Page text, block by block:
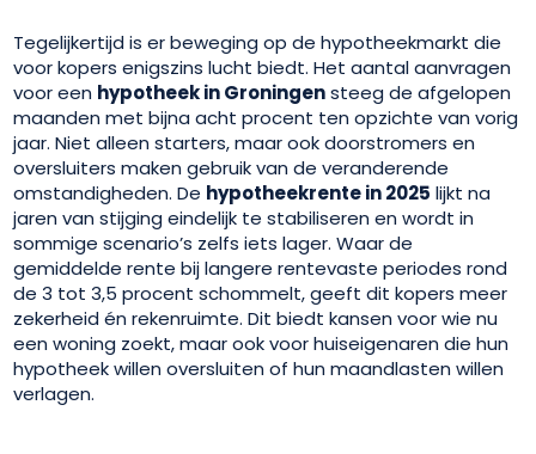
Tegelijkertijd is er beweging op de hypotheekmarkt die
voor kopers enigszins lucht biedt. Het aantal aanvragen
voor een hypotheek in Groningensteeg de afgelopen
maanden met bijna acht procent ten opzichte van vorig
jaar. Niet alleen starters, maar ook doorstromers en
oversluiters maken gebruik van de veranderende
omstandigheden. De hypotheekrente in 2025 lijkt na
jaren van stijging eindelijk te stabiliseren en wordt in
sommige scenario’s zelfs iets lager. Waar de
gemiddelde rente bij langere rentevaste periodes rond
de 3 tot 3,5 procent schommelt, geeft dit kopers meer
zekerheid én rekenruimte. Dit biedt kansen voor wie nu
een woning zoekt, maar ook voor huiseigenaren die hun
hypotheek willen oversluiten of hun maandlasten willen
verlagen.